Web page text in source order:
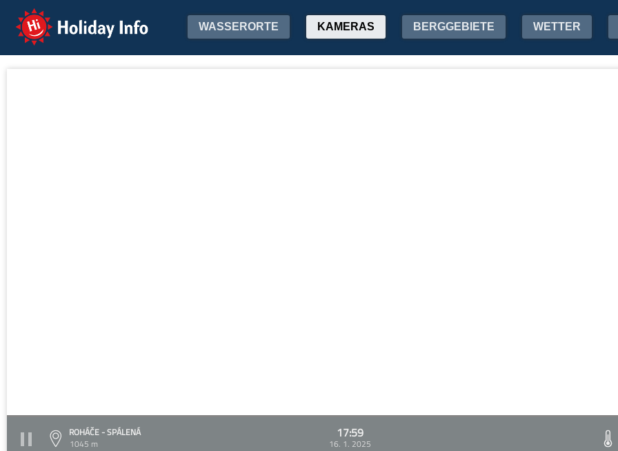
Holiday Info WASSERORTE KAMERAS BERGGEBIETE WETTER
ROHÁČE - SPÁLENÁ
1045 m
17:59
16. 1. 2025